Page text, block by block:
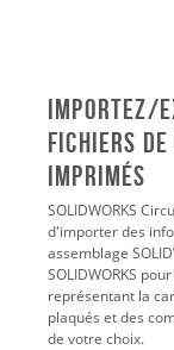
Importez/
fichiers
imprimés
SOLIDWORKS
d'importer des
assemblage
SOLIDWORKS
représentant la
plaqués et des
de votre choix.